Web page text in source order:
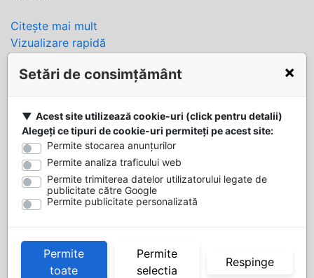
Citește mai mult
Vizualizare rapidă
Ajwad by
Parfum
Arabesc
Original Dubai
inspirat din
Roses Vanille
Mancera
Stoc epuizat
Setări de consimțământ ×
Acest site utilizează cookie-uri (click pentru detalii)
Alegeți ce tipuri de cookie-uri permiteți pe acest site:
Permite stocarea anunțurilor
Permite analiza traficului web
Permite trimiterea datelor utilizatorului legate de
publicitate către Google
Permite publicitate personalizată
Permite
toate
Permite
selectia
Respinge